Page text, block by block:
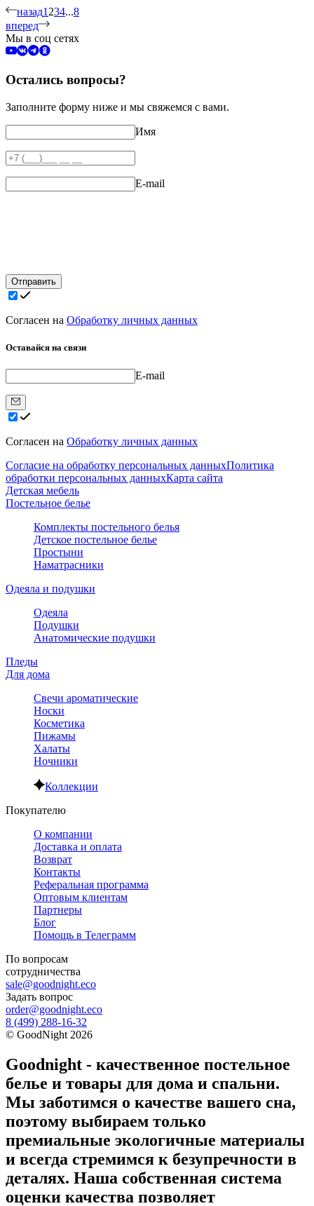
назад1 234...8
вперед
Мы в соц сетях
Остались вопросы?
Заполните форму ниже и мы свяжемся с вами.
Имя
E-mail
Отправить
Согласен на Обработку личных данных
Оставайся на связи
E-mail
Согласен на Обработку личных данных
Согласие на обработку персональных данныхПолитика
обработки персональных данныхКарта сайта
Детская мебель
Постельное белье
Комплекты постельного белья
Детское постельное белье
Простыни
Наматрасники
Одеяла и подушки
Одеяла
Подушки
Анатомические подушки
Пледы
Для дома
Свечи ароматические
Носки
Косметика
Пижамы
Халаты
Ночники
Коллекции
Покупателю
О компании
Доставка и оплата
Возврат
Контакты
Реферальная программа
Оптовым клиентам
Партнеры
Блог
Помощь в Телеграмм
По вопросам
сотрудничества
sale@goodnight.eco
Задать вопрос
order@goodnight.eco
8 (499) 288-16-32
© GoodNight 2026
Goodnight - качественное постельное
белье и товары для дома и спальни.
Мы заботимся о качестве вашего сна,
поэтому выбираем только
премиальные экологичные материалы
и всегда стремимся к безупречности в
деталях. Наша собственная система
оценки качества позволяет